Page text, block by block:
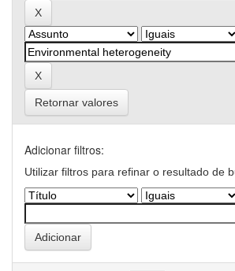
Retornar valores
Adicionar filtros:
Utilizar filtros para refinar o resultado de